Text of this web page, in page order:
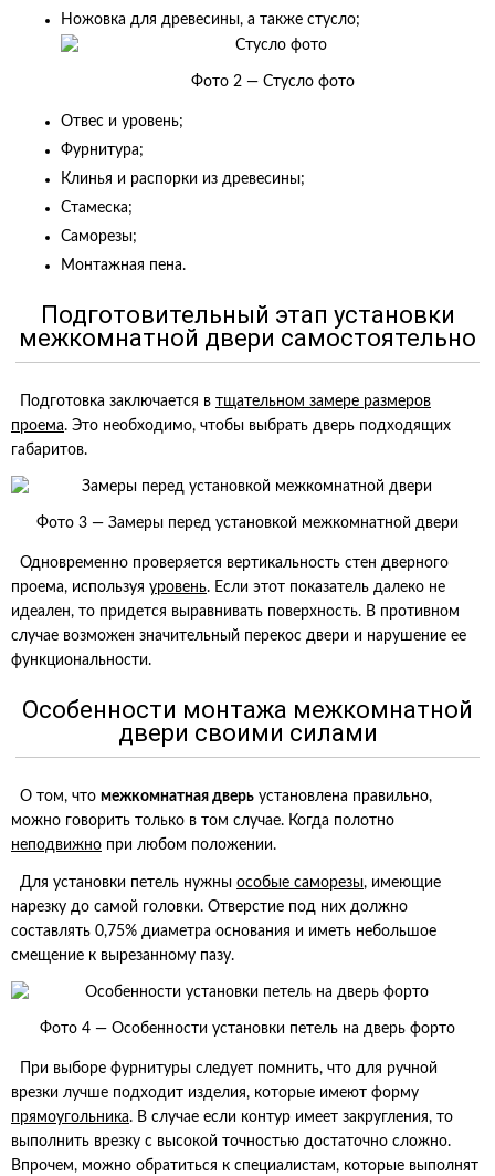
Ножовка для древесины, а также стусло;
Фото 2 — Стусло фото
Отвес и уровень;
Фурнитура;
Клинья и распорки из древесины;
Стамеска;
Саморезы;
Монтажная пена.
Подготовительный этап установки
межкомнатной двери самостоятельно
Подготовка заключается в тщательном замере размеров
проема. Это необходимо, чтобы выбрать дверь подходящих
габаритов.
Фото 3 — Замеры перед установкой межкомнатной двери
Одновременно проверяется вертикальность стен дверного
проема, используя уровень. Если этот показатель далеко не
идеален, то придется выравнивать поверхность. В противном
случае возможен значительный перекос двери и нарушение ее
функциональности.
Особенности монтажа межкомнатной
двери своими силами
О том, что межкомнатная дверь установлена правильно,
можно говорить только в том случае. Когда полотно
неподвижно при любом положении.
Для установки петель нужны особые саморезы, имеющие
нарезку до самой головки. Отверстие под них должно
составлять 0,75% диаметра основания и иметь небольшое
смещение к вырезанному пазу.
Фото 4 — Особенности установки петель на дверь форто
При выборе фурнитуры следует помнить, что для ручной
врезки лучше подходит изделия, которые имеют форму
прямоугольника. В случае если контур имеет закругления, то
выполнить врезку с высокой точностью достаточно сложно.
Впрочем, можно обратиться к специалистам, которые выполнят